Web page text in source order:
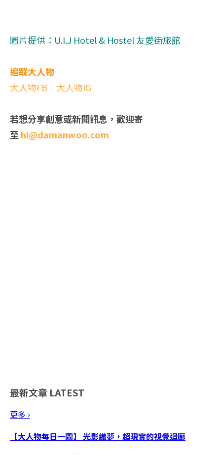
圖片提供：U.I.J Hotel‭ & ‬Hostel‭ ‬友愛街旅館
追蹤大人物
大人物FB ｜ 大人物IG
若想分享創意或新聞訊息，歡迎寄
至hi@damanwoo.com
最新文章 LATEST
更多 ›
【大人物每日一圖】 光影織夢，超現實的視覺迴廊